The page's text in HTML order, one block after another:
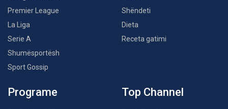
Premier League
La Liga
Serie A
Shumësportësh
Sport Gossip
Shëndeti
Dieta
Receta gatimi
Programe Top Channel